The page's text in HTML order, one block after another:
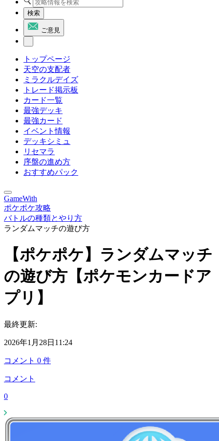
検索
ご意見
トップページ
天空の支配者
ミラクルデイズ
トレード掲示板
カード一覧
最強デッキ
最強カード
イベント情報
デッキシミュ
リセマラ
序盤の進め方
おすすめパック
GameWith
ポケポケ攻略
バトルの種類とやり方
ランダムマッチの遊び方
【ポケポケ】ランダムマッチ
の遊び方【ポケモンカードア
プリ】
最終更新:
2026年1月28日11:24
コメント 0 件
コメント
0